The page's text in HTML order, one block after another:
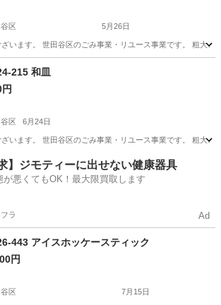
区 5月26日
ざいます。 世⽥⾕区のごみ事業・リユース事業です。 粗
アクセサリー
215 和皿
区 6月24日
ざいます。 世⽥⾕区のごみ事業・リユース事業です。 粗
食器 リユース
求】ジモティーに出せない健康器具
が悪くてもOK！最大限買取します
ラ Ad
443 アイスホッケースティック
円
区 7月15日